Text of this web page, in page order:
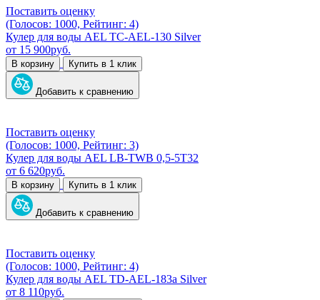
Поставить оценку
(Голосов: 1000, Рейтинг: 4)
Кулер для воды AEL TC-AEL-130 Silver
от 15 900руб.
В корзину Купить в 1 клик
Добавить к сравнению
Поставить оценку
(Голосов: 1000, Рейтинг: 3)
Кулер для воды AEL LB-ТWB 0,5-5Т32
от 6 620руб.
В корзину Купить в 1 клик
Добавить к сравнению
Поставить оценку
(Голосов: 1000, Рейтинг: 4)
Кулер для воды AEL TD-AEL-183a Silver
от 8 110руб.